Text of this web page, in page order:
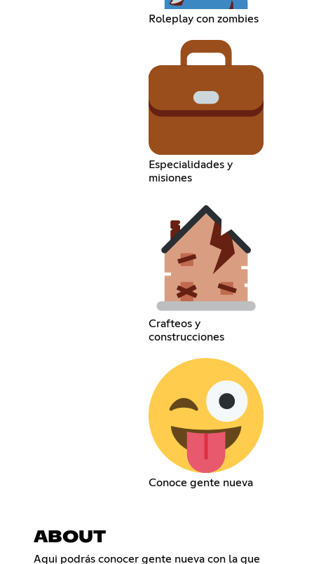
Roleplay con zombies
Especialidades y
misiones
Crafteos y
construcciones
Conoce gente nueva
ABOUT
Aqui podrás conocer gente nueva con la que